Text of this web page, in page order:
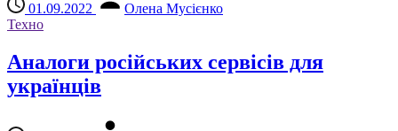
01.09.2022
Олена Мусієнко
Техно
Аналоги російських сервісів для
українців